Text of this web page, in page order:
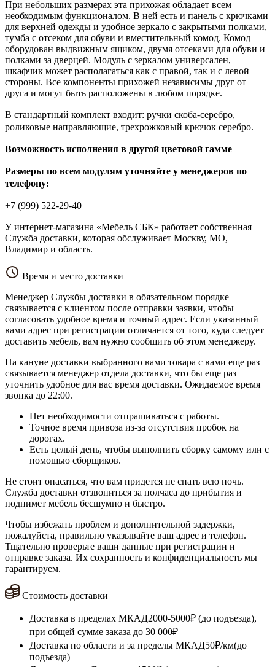
При небольших размерах эта прихожая обладает всем
необходимым функционалом. В ней есть и панель с крючками
для верхней одежды и удобное зеркало с закрытыми полками,
тумба с отсеком для обуви и вместительный комод. Комод
оборудован выдвижным ящиком, двумя отсеками для обуви и
полками за дверцей. Модуль с зеркалом универсален,
шкафчик может располагаться как с правой, так и с левой
стороны. Все компоненты прихожей независимы друг от
друга и могут быть расположены в любом порядке.
В стандартный комплект входит: ручки скоба-серебро,
роликовые направляющие, трехрожковый крючок серебро.
Возможность исполнения в другой цветовой гамме
Размеры по всем модулям уточняйте у менеджеров по
телефону:
+7 (999) 522-29-40
У интернет-магазина «Мебель СБК» работает собственная
Служба доставки, которая обслуживает Москву, МО,
Владимир и область.
Время и место доставки
Менеджер Службы доставки в обязательном порядке
связывается с клиентом после отправки заявки, чтобы
согласовать удобное время и точный адрес. Если указанный
вами адрес при регистрации отличается от того, куда следует
доставить мебель, вам нужно сообщить об этом менеджеру.
На кануне доставки выбранного вами товара с вами еще раз
связывается менеджер отдела доставки, что бы еще раз
уточнить удобное для вас время доставки. Ожидаемое время
звонка до 22:00.
Нет необходимости отпрашиваться с работы.
Точное время привоза из-за отсутствия пробок на
дорогах.
Есть целый день, чтобы выполнить сборку самому или с
помощью сборщиков.
Не стоит опасаться, что вам придется не спать всю ночь.
Служба доставки отзвониться за полчаса до прибытия и
поднимет мебель бесшумно и быстро.
Чтобы избежать проблем и дополнительной задержки,
пожалуйста, правильно указывайте ваш адрес и телефон.
Тщательно проверьте ваши данные при регистрации и
отправке заказа. Их сохранность и конфиденциальность мы
гарантируем.
Стоимость доставки
Доставка в пределах МКАД2000-5000₽ (до подъезда),
при общей сумме заказа до 30 000₽
Доставка по области и за пределы МКАД50₽/км(до
подъезда)